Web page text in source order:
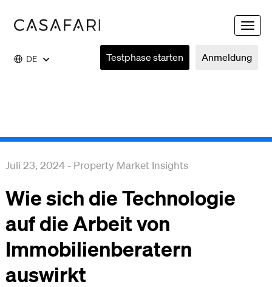
Toggle
DE Anmeldung
Testphase starten
Juli 23, 2024 - Property Market Insights
Wie sich die Technologie
auf die Arbeit von
Immobilienberatern
auswirkt